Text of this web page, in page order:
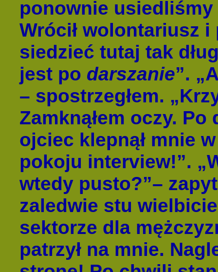
ponownie
Wrócił wolontariusz i
siedzieć tutaj tak
jest po darszanie”.
– spostrzegłem.
Zamknąłem oczy.
ojciec klepnął mnie
pokoju interview!”.
wtedy pusto?”–
zaledwie stu
sektorze dla
patrzył na mnie.